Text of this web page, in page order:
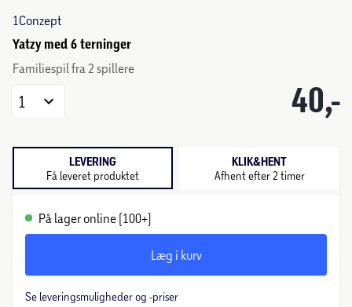
1Conzept
Yatzy med 6 terninger
Familiespil fra 2 spillere
40,-
1
LEVERING
Få leveret produktet
KLIK&HENT
Afhent efter 2 timer
På lager online (100+)
Læg i kurv
Se leveringsmuligheder og -priser